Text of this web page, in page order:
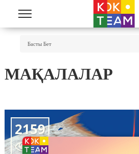
Басты Бет
МАҚАЛАЛАР
2159
